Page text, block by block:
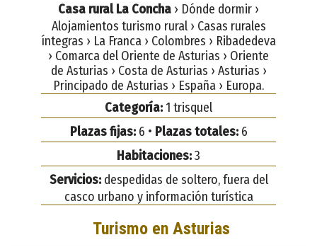
Casa rural La Concha › Dónde dormir ›
Alojamientos turismo rural › Casas rurales
íntegras › La Franca › Colombres › Ribadedeva
› Comarca del Oriente de Asturias › Oriente
de Asturias › Costa de Asturias › Asturias ›
Principado de Asturias › España › Europa.
Categoría: 1 trisquel
Plazas fijas:6 • Plazas totales:6
Habitaciones:3
Servicios:despedidas de soltero, fuera del
casco urbano y información turística